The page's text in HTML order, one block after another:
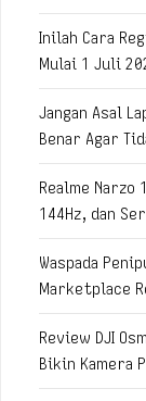
Inilah Cara
Mulai 1 Juli
Jangan Asal
Benar Agar
Realme Narzo
144Hz, dan
Waspada
Marketplace
Review DJI
Bikin Kamera